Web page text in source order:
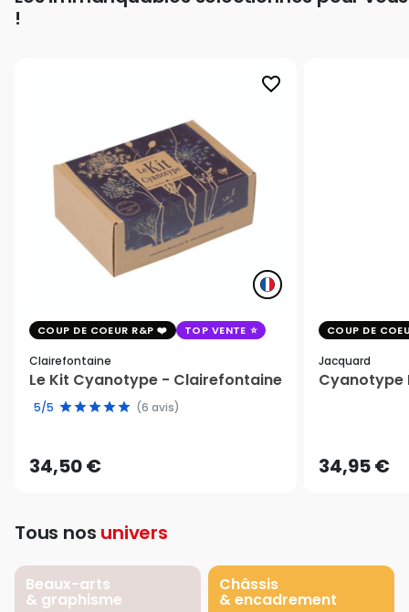
!
favorite_border
COUP DE COEUR R&P TOP VENTE
Clairefontaine
Le Kit Cyanotype - Clairefontaine
5/5 (6 avis)
34,50 €
COUP DE
Jacquard
Cyanotype
34,95 €
Tous nos univers
Beaux-arts
& graphisme
Châssis
& encadrement